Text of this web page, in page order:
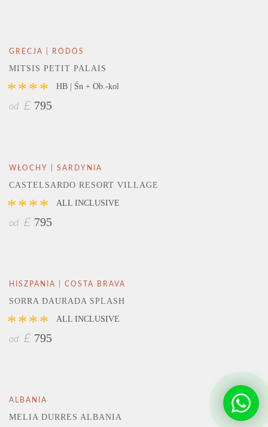
GRECJA | RODOS
MITSIS PETIT PALAIS
**** HB | Śn + Ob.-kol
od £ 795
WŁOCHY | SARDYNIA
CASTELSARDO RESORT VILLAGE
**** ALL INCLUSIVE
od £ 795
HISZPANIA | COSTA BRAVA
SORRA DAURADA SPLASH
**** ALL INCLUSIVE
od £ 795
ALBANIA
MELIA DURRES ALBANIA